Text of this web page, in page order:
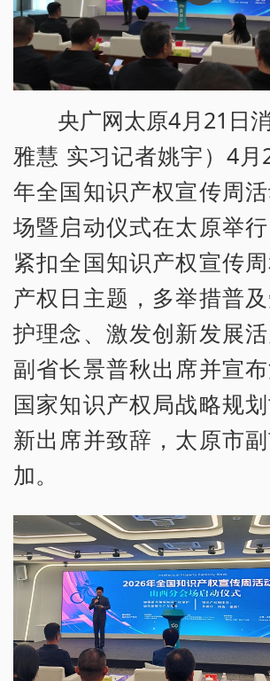
央广网太原4月21日
雅慧 实习记者姚宇）4月
年全国知识产权宣传周
场暨启动仪式在太原举
紧扣全国知识产权宣传
产权日主题，多举措普
护理念、激发创新发展
副省长景普秋出席并宣布
国家知识产权局战略规
新出席并致辞，太原市
加。